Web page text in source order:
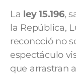
La ley 15.196,
la República,
reconoció no
espectáculo
que arrastran